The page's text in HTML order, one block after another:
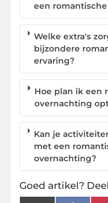
een
Welke extra's
bijzondere
ervaring?
Hoe plan ik een
overnachting
Kan je
met een
overnachting?
Goed artikel?